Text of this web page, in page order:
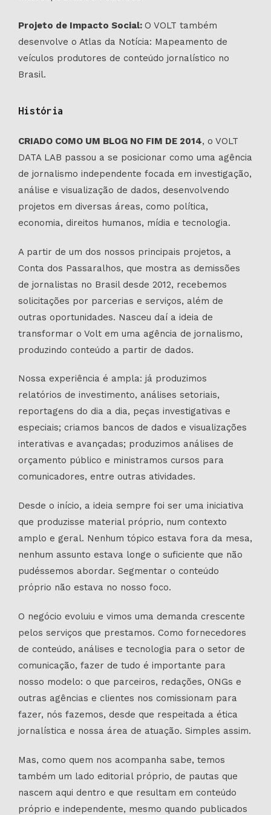
Projeto de Impacto Social: O VOLT também
desenvolve o Atlas da Notícia: Mapeamento de
veículos produtores de conteúdo jornalístico no
Brasil.
História
CRIADO COMO UM BLOG NO FIM DE 2014, o VOLT
DATA LAB passou a se posicionar como uma agência
de jornalismo independente focada em investigação,
análise e visualização de dados, desenvolvendo
projetos em diversas áreas, como política,
economia, direitos humanos, mídia e tecnologia.
A partir de um dos nossos principais projetos, a
Conta dos Passaralhos, que mostra as demissões
de jornalistas no Brasil desde 2012, recebemos
solicitações por parcerias e serviços, além de
outras oportunidades. Nasceu daí a ideia de
transformar o Volt em uma agência de jornalismo,
produzindo conteúdo a partir de dados.
Nossa experiência é ampla: já produzimos
relatórios de investimento, análises setoriais,
reportagens do dia a dia, peças investigativas e
especiais; criamos bancos de dados e visualizações
interativas e avançadas; produzimos análises de
orçamento público e ministramos cursos para
comunicadores, entre outras atividades.
Desde o início, a ideia sempre foi ser uma iniciativa
que produzisse material próprio, num contexto
amplo e geral. Nenhum tópico estava fora da mesa,
nenhum assunto estava longe o suficiente que não
pudéssemos abordar. Segmentar o conteúdo
próprio não estava no nosso foco.
O negócio evoluiu e vimos uma demanda crescente
pelos serviços que prestamos. Como fornecedores
de conteúdo, análises e tecnologia para o setor de
comunicação, fazer de tudo é importante para
nosso modelo: o que parceiros, redações, ONGs e
outras agências e clientes nos comissionam para
fazer, nós fazemos, desde que respeitada a ética
jornalística e nossa área de atuação. Simples assim.
Mas, como quem nos acompanha sabe, temos
também um lado editorial próprio, de pautas que
nascem aqui dentro e que resultam em conteúdo
próprio e independente, mesmo quando publicados